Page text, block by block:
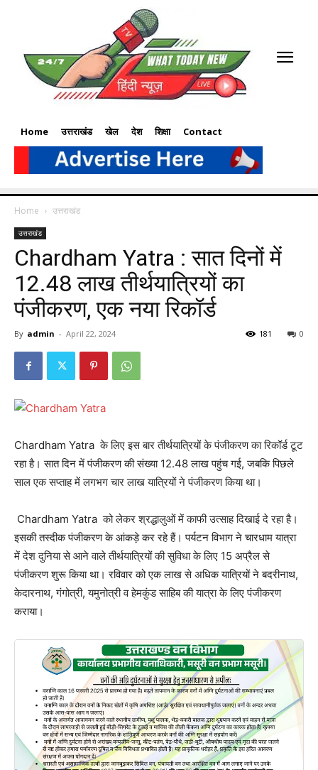
Home उत्तराखंड खेल देश शिक्षा Contact
Home उत्तराखंड
उत्तराखंड
Chardham Yatra : सात दिनों में
12.48 लाख तीर्थयात्रियों का
पंजीकरण, एक नया रिकॉर्ड
By admin - April 22, 2024 0
181
Chardham Yatra के लिए इस बार तीर्थयात्रियों के पंजीकरण का रिकॉर्ड टूट
रहा है। सात दिन में पंजीकरण की संख्या 12.48 लाख पहुंच गई, जबकि पिछले
साल एक सप्ताह में लगभग चार लाख यात्रियों ने पंजीकरण किया था।
Chardham Yatra को लेकर श्रद्धालुओं में काफी उत्साह दिखाई दे रहा है।
इसकी तस्दीक पंजीकरण के आंकड़े कर रहे हैं। पर्यटन विभाग ने चारधाम यात्रा
में देश दुनिया से आने वाले तीर्थयात्रियों की सुविधा के लिए 15 अप्रैल से
पंजीकरण शुरू किया था। रविवार को एक लाख से अधिक यात्रियों ने बदरीनाथ,
केदारनाथ, गंगोत्री, यमुनोत्री व हेमकुंड साहिब की यात्रा के लिए पंजीकरण
कराया।